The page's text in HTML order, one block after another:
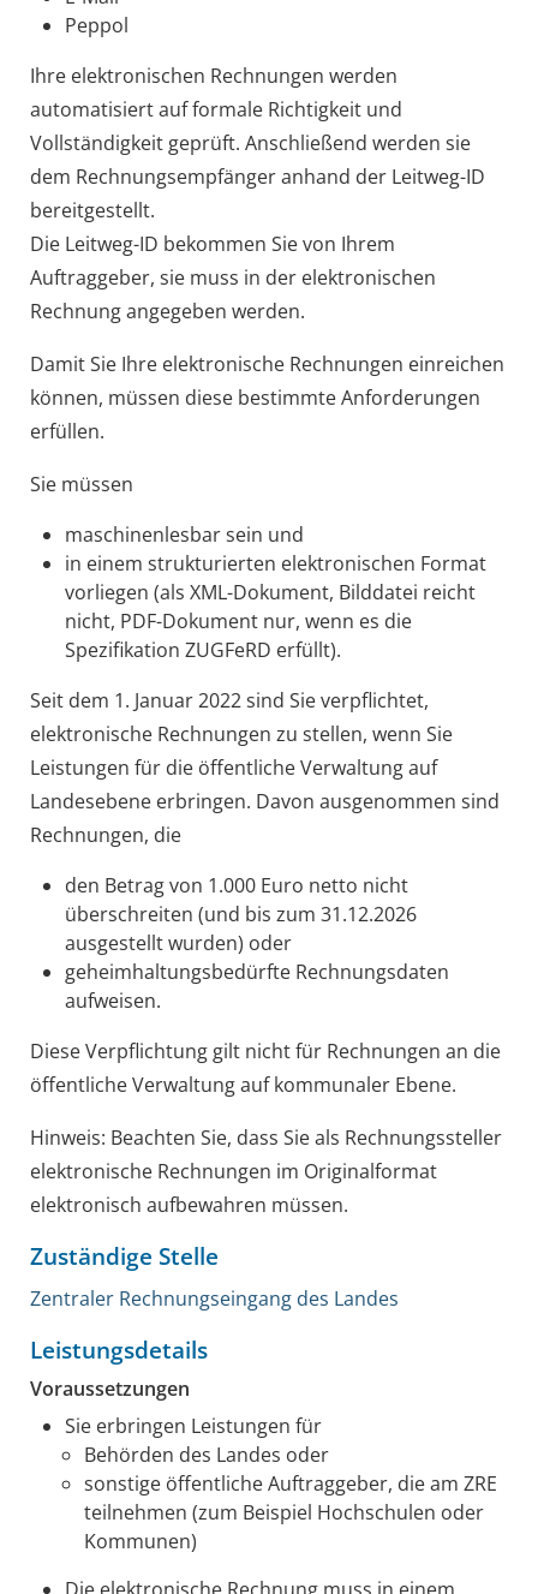
Peppol
Ihre elektronischen Rechnungen werden
automatisiert auf formale Richtigkeit und
Vollständigkeit geprüft. Anschließend werden sie
dem Rechnungsempfänger anhand der Leitweg-ID
bereitgestellt.
Die Leitweg-ID bekommen Sie von Ihrem
Auftraggeber, sie muss in der elektronischen
Rechnung angegeben werden.
Damit Sie Ihre elektronische Rechnungen einreichen
können, müssen diese bestimmte Anforderungen
erfüllen.
Sie müssen
maschinenlesbar sein und
in einem strukturierten elektronischen Format
vorliegen (als XML-Dokument, Bilddatei reicht
nicht, PDF-Dokument nur, wenn es die
Spezifikation ZUGFeRD erfüllt).
Seit dem 1. Januar 2022 sind Sie verpflichtet,
elektronische Rechnungen zu stellen, wenn Sie
Leistungen für die öffentliche Verwaltung auf
Landesebene erbringen. Davon ausgenommen sind
Rechnungen, die
den Betrag von 1.000 Euro netto nicht
überschreiten (und bis zum 31.12.2026
ausgestellt wurden) oder
geheimhaltungsbedürfte Rechnungsdaten
aufweisen.
Diese Verpflichtung gilt nicht für Rechnungen an die
öffentliche Verwaltung auf kommunaler Ebene.
Hinweis: Beachten Sie, dass Sie als Rechnungssteller
elektronische Rechnungen im Originalformat
elektronisch aufbewahren müssen.
Zuständige Stelle
Zentraler Rechnungseingang des Landes
Leistungsdetails
Voraussetzungen
Sie erbringen Leistungen für
Behörden des Landes oder
sonstige öffentliche Auftraggeber, die am ZRE
teilnehmen (zum Beispiel Hochschulen oder
Kommunen)